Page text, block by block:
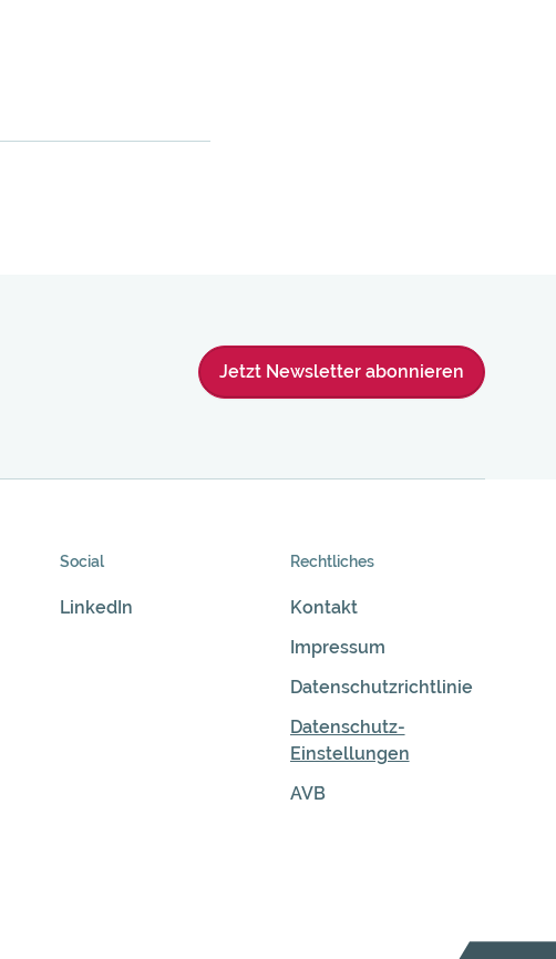
Jetzt Newsletter abonnieren
Social
LinkedIn
Rechtliches
Kontakt
Impressum
Datenschutzrichtlinie
Datenschutz-
Einstellungen
AVB